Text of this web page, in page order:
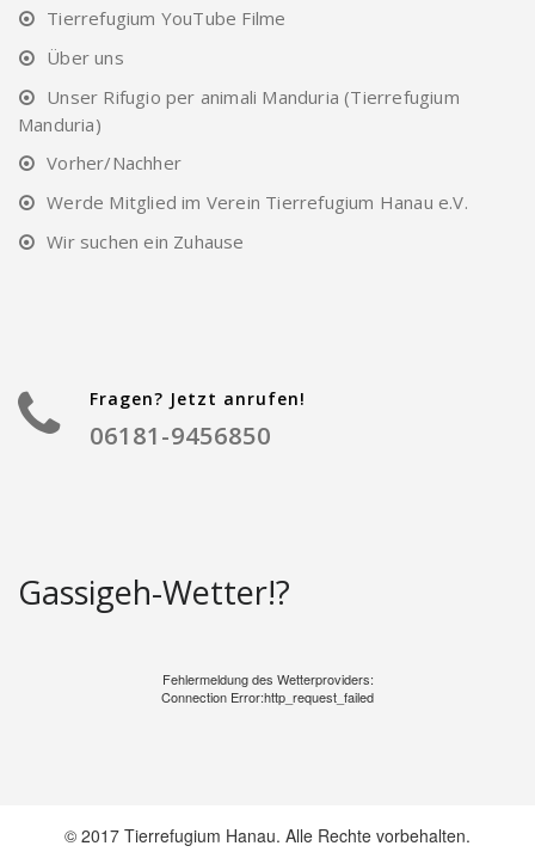
Tierrefugium YouTube Filme
Über uns
Unser Rifugio per animali Manduria (Tierrefugium
Manduria)
Vorher/Nachher
Werde Mitglied im Verein Tierrefugium Hanau e.V.
Wir suchen ein Zuhause
Fragen? Jetzt anrufen!
06181-9456850
Gassigeh-Wetter!?
Fehlermeldung des Wetterproviders:
Connection Error:http_request_failed
© 2017 Tierrefugium Hanau. Alle Rechte vorbehalten.